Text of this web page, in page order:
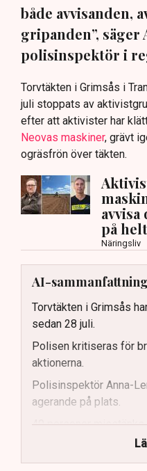
både avvisanden,
gripanden”, säger
polisinspektör i
Torvtäkten i Grimsås i
juli stoppats av
efter att aktivister har
Neovas maskiner, grävt
ogräsfrön över täkten.
på
Näringsliv
AI-sammanfattning
Torvtäkten i Grimsås
sedan 28 juli.
Polisen kritiseras för
aktionerna.
Polisinspektör Anna-
agerande på plats.
40 personer misstänks
brottsmisstankar
Polisen använder